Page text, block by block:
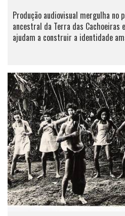
Produção audiovisual mergulha
ancestral da Terra das Cachoeiras
ajudam a construir a identidade